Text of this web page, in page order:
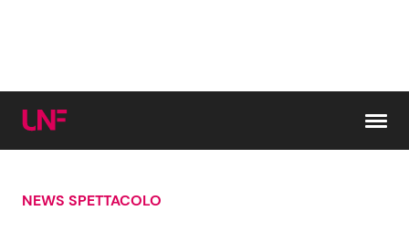
Cerca:
NEWS SPETTACOLO